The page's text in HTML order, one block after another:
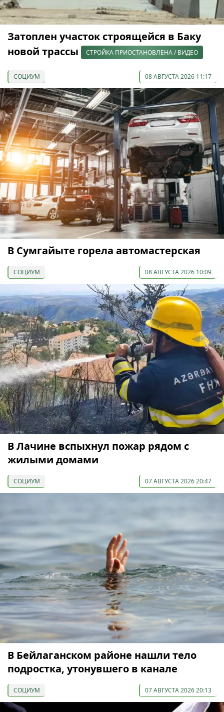
Затоплен участок строящейся в Баку
новой трассы
СТРОЙКА ПРИОСТАНОВЛЕНА / ВИДЕО
СОЦИУМ 08 АВГУСТА 2026 11:17
В Сумгайыте горела автомастерская
СОЦИУМ 08 АВГУСТА 2026 10:09
В Лачине вспыхнул пожар рядом с
жилыми домами
СОЦИУМ 07 АВГУСТА 2026 20:47
В Бейлаганском районе нашли тело
подростка, утонувшего в канале
СОЦИУМ 07 АВГУСТА 2026 20:13